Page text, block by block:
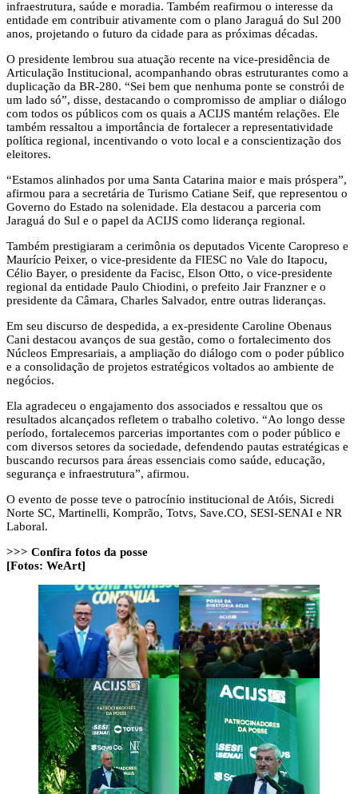
infraestrutura, saúde e moradia. Também reafirmou o interesse da
entidade em contribuir ativamente com o plano Jaraguá do Sul 200
anos, projetando o futuro da cidade para as próximas décadas.
O presidente lembrou sua atuação recente na vice-presidência de
Articulação Institucional, acompanhando obras estruturantes como a
duplicação da BR-280. “Sei bem que nenhuma ponte se constrói de
um lado só”, disse, destacando o compromisso de ampliar o diálogo
com todos os públicos com os quais a ACIJS mantém relações. Ele
também ressaltou a importância de fortalecer a representatividade
política regional, incentivando o voto local e a conscientização dos
eleitores.
“Estamos alinhados por uma Santa Catarina maior e mais próspera”,
afirmou para a secretária de Turismo Catiane Seif, que representou o
Governo do Estado na solenidade. Ela destacou a parceria com
Jaraguá do Sul e o papel da ACIJS como liderança regional.
Também prestigiaram a cerimônia os deputados Vicente Caropreso e
Maurício Peixer, o vice-presidente da FIESC no Vale do Itapocu,
Célio Bayer, o presidente da Facisc, Elson Otto, o vice-presidente
regional da entidade Paulo Chiodini, o prefeito Jair Franzner e o
presidente da Câmara, Charles Salvador, entre outras lideranças.
Em seu discurso de despedida, a ex-presidente Caroline Obenaus
Cani destacou avanços de sua gestão, como o fortalecimento dos
Núcleos Empresariais, a ampliação do diálogo com o poder público
e a consolidação de projetos estratégicos voltados ao ambiente de
negócios.
Ela agradeceu o engajamento dos associados e ressaltou que os
resultados alcançados refletem o trabalho coletivo. “Ao longo desse
período, fortalecemos parcerias importantes com o poder público e
com diversos setores da sociedade, defendendo pautas estratégicas e
buscando recursos para áreas essenciais como saúde, educação,
segurança e infraestrutura”, afirmou.
O evento de posse teve o patrocínio institucional de Atóis, Sicredi
Norte SC, Martinelli, Komprão, Totvs, Save.CO, SESI-SENAI e NR
Laboral.
>>> Confira fotos da posse
[Fotos: WeArt]